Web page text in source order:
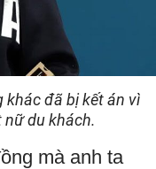
đã bị kết án vì
du khách.
mà anh ta